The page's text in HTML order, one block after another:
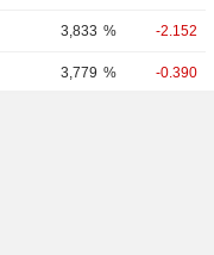
3,833 % -2.152
3,779 % -0.390